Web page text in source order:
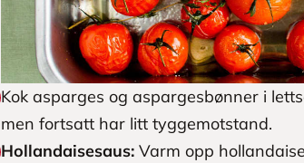
Kok asparges og aspargesbønner i
men fortsatt har litt tyggemotstand.
Hollandaisesaus: Varm opp